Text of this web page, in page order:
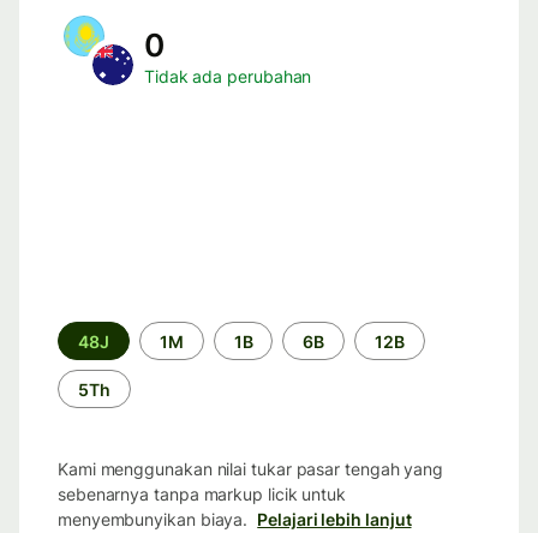
0
Tidak ada perubahan
Periode
waktu
48J 1M 1B 6B 12B
5Th
Kami menggunakan nilai tukar pasar tengah yang
sebenarnya tanpa markup licik untuk
menyembunyikan biaya. Pelajari lebih lanjut